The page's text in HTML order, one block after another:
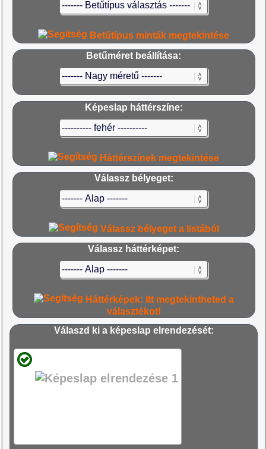
Betűtípus minták megtekintése
Betűméret beállítása:
Képeslap háttérszíne:
Háttérszínek megtekintése
Válassz bélyeget:
Válassz bélyeget a listából
Válassz háttérképet:
Háttérképek: Itt megtekintheted a
választékot!
Válaszd ki a képeslap elrendezését: